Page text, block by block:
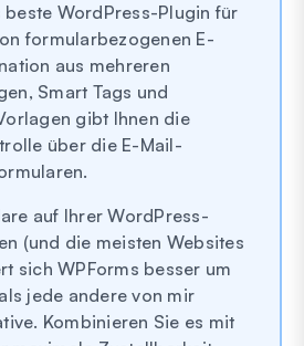
beste WordPress-Plugin für
formularbezogenen E-
aus mehreren
Smart Tags und
gibt Ihnen die
über die E-Mail-
auf Ihrer WordPress-
(und die meisten Websites
sich WPForms besser um
jede andere von mir
Kombinieren Sie es mit